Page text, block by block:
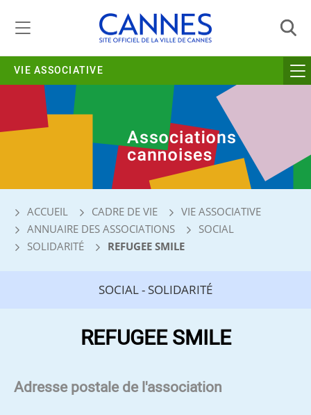
VIE ASSOCIATIVE
ACCUEIL CADRE DE VIE
VIE ASSOCIATIVE
ANNUAIRE DES ASSOCIATIONS
SOCIAL
SOLIDARITÉ
REFUGEE SMILE
SOCIAL - SOLIDARITÉ
REFUGEE SMILE
Adresse postale de l'association